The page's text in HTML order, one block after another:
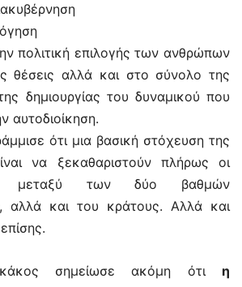
πολιτική επιλογής των ανθρώπων
θέσεις αλλά και στο σύνολο της
δημιουργίας του δυναμικού που
αυτοδιοίκηση.
ότι μια βασική στόχευση της
να ξεκαθαριστούν πλήρως οι
μεταξύ των δύο βαθμών
αλλά και του κράτους. Αλλά και
σημείωσε ακόμη ότι η